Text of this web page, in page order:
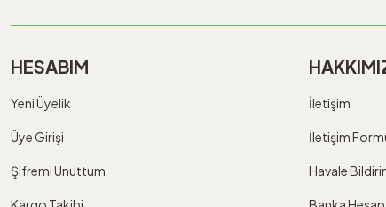
HESABIM
Yeni Üyelik
Üye Girişi
Şifremi Unuttum
İletişim
İletişim
Havale